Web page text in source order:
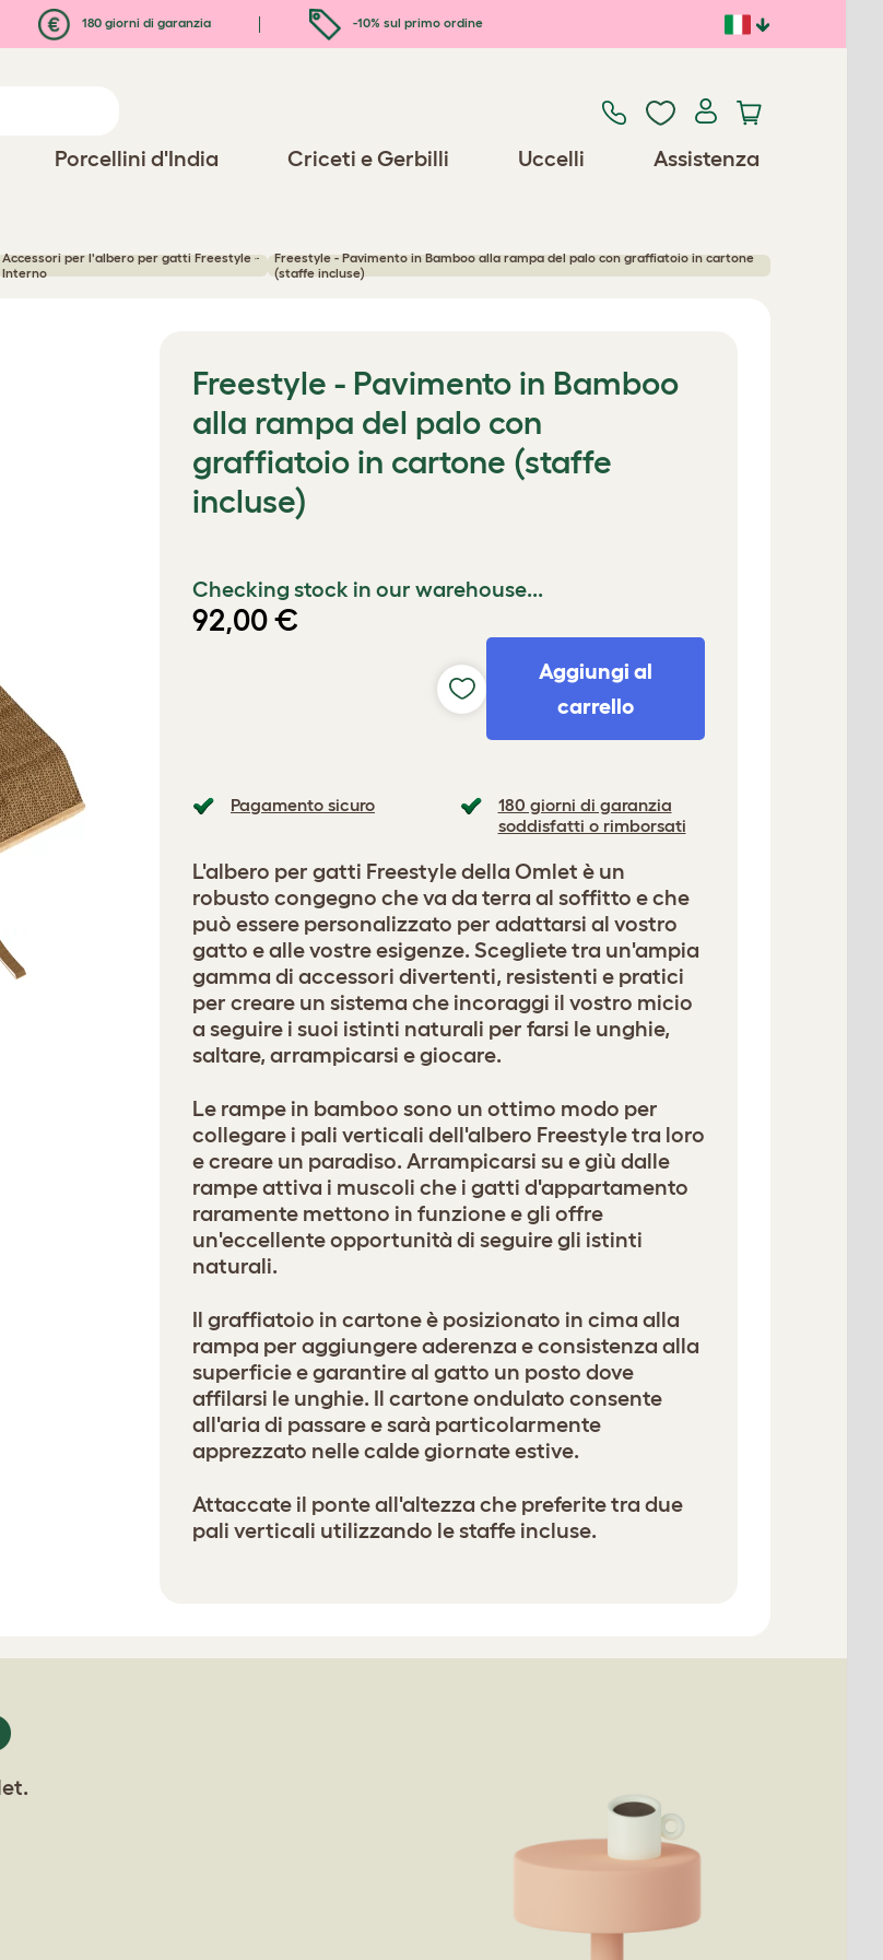
180 giorni di garanzia -10% sul primo ordine
Porcellini d'India Criceti e Gerbilli Uccelli Assistenza
Accessori per l'albero per gatti Freestyle -
Interno
Freestyle - Pavimento in Bamboo alla rampa del palo con graffiatoio in cartone
(staffe incluse)
Freestyle - Pavimento in Bamboo
alla rampa del palo con
graffiatoio in cartone (staffe
incluse)
Checking stock in our warehouse...
92,00 €
Aggiungi al
carrello
Pagamento sicuro
180 giorni di garanzia
soddisfatti o rimborsati
L'albero per gatti Freestyle della Omlet è un
robusto congegno che va da terra al soffitto e che
può essere personalizzato per adattarsi al vostro
gatto e alle vostre esigenze. Scegliete tra un'ampia
gamma di accessori divertenti, resistenti e pratici
per creare un sistema che incoraggi il vostro micio
a seguire i suoi istinti naturali per farsi le unghie,
saltare, arrampicarsi e giocare.
Le rampe in bamboo sono un ottimo modo per
collegare i pali verticali dell'albero Freestyle tra loro
e creare un paradiso. Arrampicarsi su e giù dalle
rampe attiva i muscoli che i gatti d'appartamento
raramente mettono in funzione e gli offre
un'eccellente opportunità di seguire gli istinti
naturali.
Il graffiatoio in cartone è posizionato in cima alla
rampa per aggiungere aderenza e consistenza alla
superficie e garantire al gatto un posto dove
affilarsi le unghie. Il cartone ondulato consente
all'aria di passare e sarà particolarmente
apprezzato nelle calde giornate estive.
Attaccate il ponte all'altezza che preferite tra due
pali verticali utilizzando le staffe incluse.